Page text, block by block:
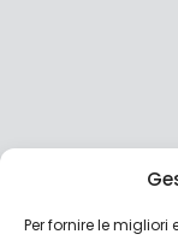
Per fornire le